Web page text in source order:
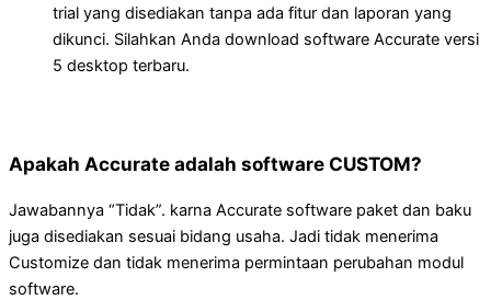
trial yang disediakan tanpa ada fitur dan laporan yang
dikunci. Silahkan Anda download software Accurate versi
5 desktop terbaru.
Apakah Accurate adalah software CUSTOM?
Jawabannya “Tidak”. karna Accurate software paket dan baku
juga disediakan sesuai bidang usaha. Jadi tidak menerima
Customize dan tidak menerima permintaan perubahan modul
software.